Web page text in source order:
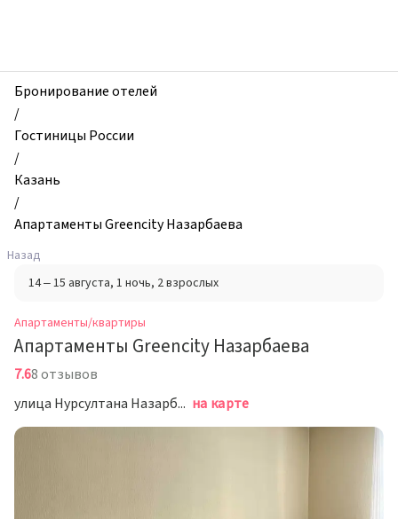
и
квартиры,
Апартаменты
Greencity
Назарбаева,
Казань,
Россия
Бронирование отелей
/
Гостиницы России
/
Казань
/
Апартаменты Greencity Назарбаева
Назад
14 – 15 августа, 1 ночь, 2 взрослых
Апартаменты/квартиры
Апартаменты Greencity Назарбаева
7.68 отзывов
улица Нурсултана Назарбаева,д. 10, Казань на карте